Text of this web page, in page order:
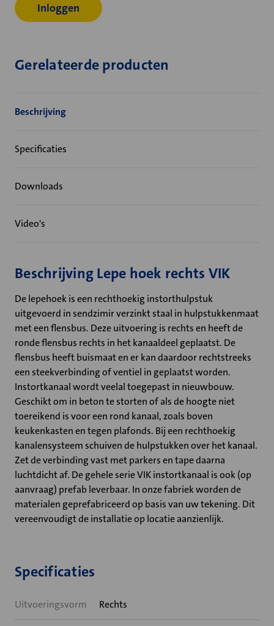
Inloggen
Gerelateerde producten
Beschrijving
Specificaties
Downloads
Video's
Beschrijving Lepe hoek rechts VIK
De lepehoek is een rechthoekig instorthulpstuk
uitgevoerd in sendzimir verzinkt staal in hulpstukkenmaat
met een flensbus. Deze uitvoering is rechts en heeft de
ronde flensbus rechts in het kanaaldeel geplaatst. De
flensbus heeft buismaat en er kan daardoor rechtstreeks
een steekverbinding of ventiel in geplaatst worden.
Instortkanaal wordt veelal toegepast in nieuwbouw.
Geschikt om in beton te storten of als de hoogte niet
toereikend is voor een rond kanaal, zoals boven
keukenkasten en tegen plafonds. Bij een rechthoekig
kanalensysteem schuiven de hulpstukken over het kanaal.
Zet de verbinding vast met parkers en tape daarna
luchtdicht af. De gehele serie VIK instortkanaal is ook (op
aanvraag) prefab leverbaar. In onze fabriek worden de
materialen geprefabriceerd op basis van uw tekening. Dit
vereenvoudigt de installatie op locatie aanzienlijk.
Specificaties
Uitvoeringsvorm Rechts